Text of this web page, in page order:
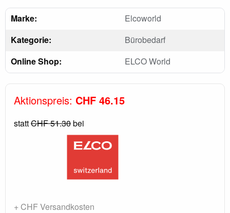
Marke:
Elcoworld
Kategorie:
Bürobedarf
Online Shop:
ELCO World
Aktionspreis: CHF 46.15
stattCHF 51.30bei
+ CHF Versandkosten